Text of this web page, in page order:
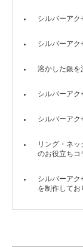
シルバーアク
シルバーアク
溶かした銀を
シルバーアク
シルバーア
リング・ネッ
のお役立ちコ
シルバーア
を制作してお